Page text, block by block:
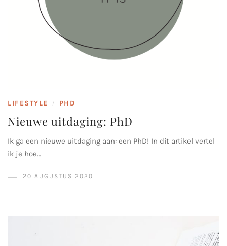
LIFESTYLE / PHD
Nieuwe uitdaging: PhD
Ik ga een nieuwe uitdaging aan: een PhD! In dit artikel vertel
ik je hoe…
20 AUGUSTUS 2020